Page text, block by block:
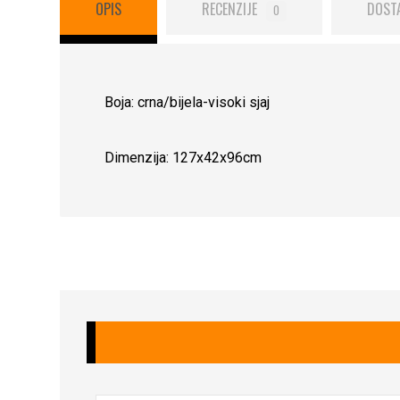
OPIS RECENZIJE 0
Boja: crna/bijela-visoki sjaj
Dimenzija: 127x42x96cm